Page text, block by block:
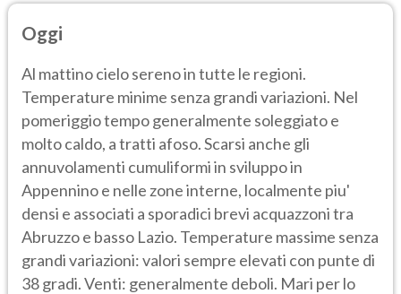
Oggi
Al mattino cielo sereno in tutte le regioni.
Temperature minime senza grandi variazioni. Nel
pomeriggio tempo generalmente soleggiato e
molto caldo, a tratti afoso. Scarsi anche gli
annuvolamenti cumuliformi in sviluppo in
Appennino e nelle zone interne, localmente piu'
densi e associati a sporadici brevi acquazzoni tra
Abruzzo e basso Lazio. Temperature massime senza
grandi variazioni: valori sempre elevati con punte di
38 gradi. Venti: generalmente deboli. Mari per lo